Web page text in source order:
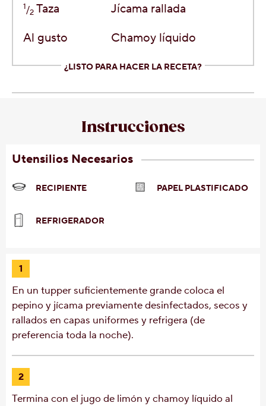
1/2 Taza
Jícama rallada
Al gusto
Chamoy líquido
¿LISTO PARA HACER LA RECETA?
Instrucciones
Utensilios Necesarios
RECIPIENTE PAPEL PLASTIFICADO
REFRIGERADOR
1
En un tupper suficientemente grande coloca el
pepino y jícama previamente desinfectados, secos y
rallados en capas uniformes y refrigera (de
preferencia toda la noche).
2
Termina con el jugo de limón y chamoy líquido al